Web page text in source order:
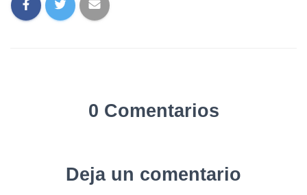
0 Comentarios
Deja un comentario